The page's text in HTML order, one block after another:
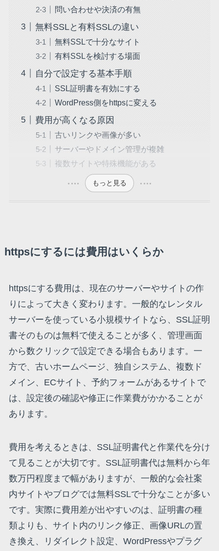
問い合わせや決済の有無
無料SSLと有料SSLの違い
無料SSLで十分なサイト
有料SSLを検討する場面
自分で設定する基本手順
SSL証明書を有効にする
WordPress側をhttpsに変える
費用が高くなる原因
古いリンクや画像が多い
サーバーやドメイン管理が複雑
複数サイトや特殊機能がある
もっと見る
httpsにするには費用はいくらか
httpsにする費用は、現在のサーバーやサイトの作
りによって大きく変わります。一般的なレンタル
サーバーを使っている小規模サイトなら、SSL証明
書そのものは無料で使えることが多く、管理画面
から数クリックで設定できる場合もあります。一
方で、古いホームページ、独自システム、複数ド
メイン、ECサイト、予約フォームがあるサイトで
は、設定後の確認や修正に作業費がかかることが
あります。
費用を考えるときは、SSL証明書代と作業代を分け
て見ることが大切です。SSL証明書代は無料から年
数万円程度まで幅がありますが、一般的な会社案
内サイトやブログでは無料SSLで十分なことが多い
です。実際に費用差が出やすいのは、証明書の種
類よりも、サイト内のリンク修正、画像URLの置
き換え、リダイレクト設定、WordPressやプラグ